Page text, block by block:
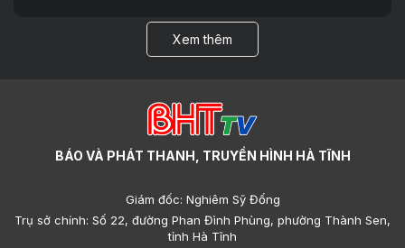
Xem thêm
BÁO VÀ PHÁT THANH, TRUYỀN HÌNH HÀ TĨNH
Giám đốc: Nghiêm Sỹ Đống
Trụ sở chính: Số 22, đường Phan Đình Phùng, phường Thành Sen,
tỉnh Hà Tĩnh